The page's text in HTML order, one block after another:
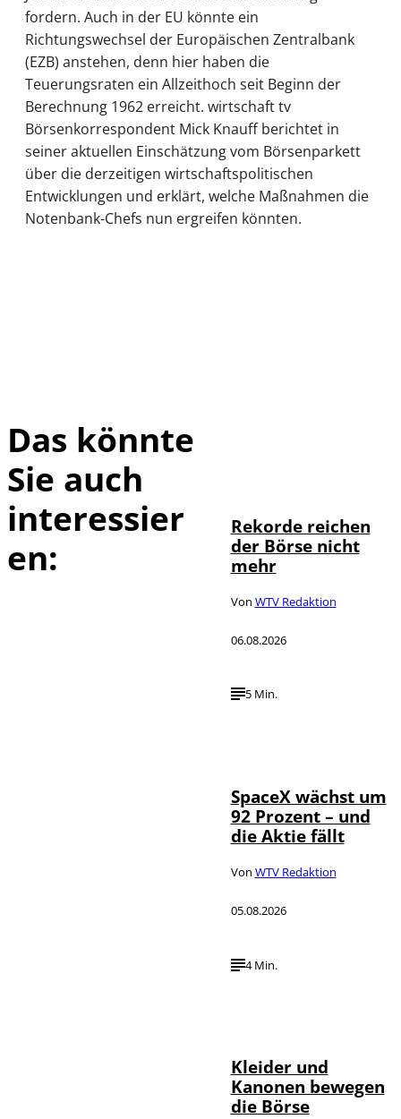
fordern. Auch in der EU könnte ein
Richtungswechsel der Europäischen Zentralbank
(EZB) anstehen, denn hier haben die
Teuerungsraten ein Allzeithoch seit Beginn der
Berechnung 1962 erreicht. wirtschaft tv
Börsenkorrespondent Mick Knauff berichtet in
seiner aktuellen Einschätzung vom Börsenparkett
über die derzeitigen wirtschaftspolitischen
Entwicklungen und erklärt, welche Maßnahmen die
Notenbank-Chefs nun ergreifen könnten.
Das könnte
Sie auch
interessier
en:
Rekorde reichen
der Börse nicht
mehr
Von WTV Redaktion
06.08.2026
5 Min.
SpaceX wächst um
92 Prozent – und
die Aktie fällt
Von WTV Redaktion
05.08.2026
4 Min.
Kleider und
Kanonen bewegen
die Börse